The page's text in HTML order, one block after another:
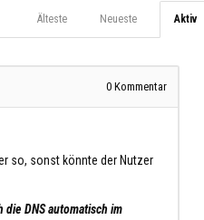
Aktiv
Neueste
Älteste
0Kommentar
so, sonst könnte der Nutzer
DNS automatisch im